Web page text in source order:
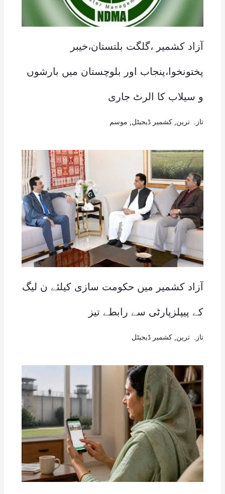
آزاد کشمیر ،گلگت بلتستان،خیبر
پختونخوا،پنجاب اور بلوچستان میں بارشوں
و سیلاب کا الرٹ جاری
تازہ ترین کشمیر ڈیجیٹل موسم
آزاد کشمیر میں حکومت سازی کیلئے ن لیگ
کے پیپلزپارٹی سے رابطے تیز
تازہ ترین کشمیر ڈیجیٹل